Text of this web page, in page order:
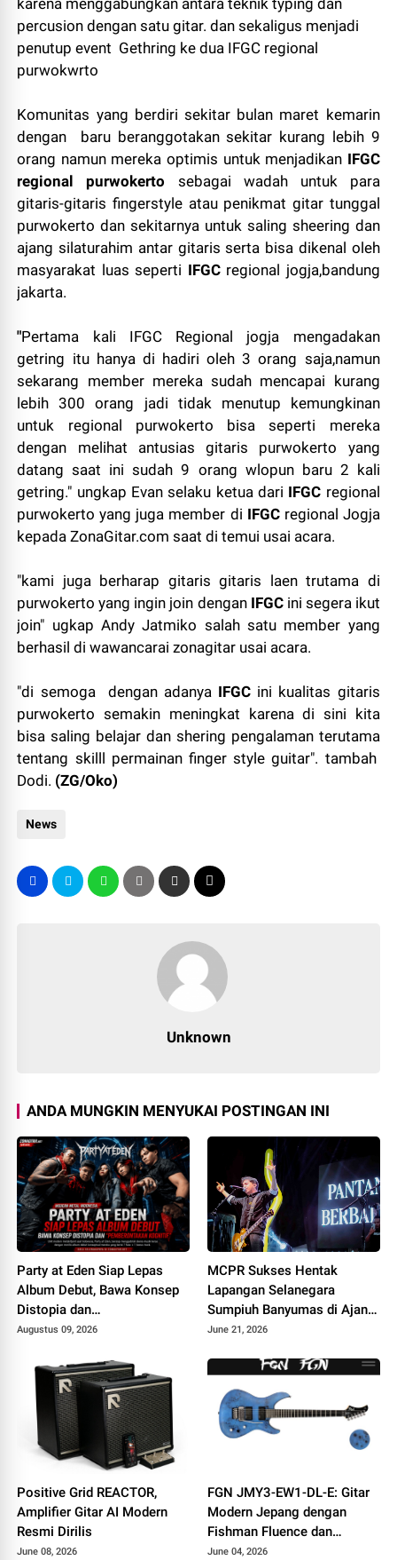
karena menggabungkan antara teknik typing dan
percusion dengan satu gitar. dan sekaligus menjadi
penutup event Gethring ke dua IFGC regional
purwokwrto
Komunitas yang berdiri sekitar bulan maret kemarin
dengan baru beranggotakan sekitar kurang lebih 9
orang namun mereka optimis untuk menjadikan IFGC
regional purwokerto sebagai wadah untuk para
gitaris-gitaris fingerstyle atau penikmat gitar tunggal
purwokerto dan sekitarnya untuk saling sheering dan
ajang silaturahim antar gitaris serta bisa dikenal oleh
masyarakat luas seperti IFGCregional jogja,bandung
jakarta.
"Pertama kali IFGC Regional jogja mengadakan
getring itu hanya di hadiri oleh 3 orang saja,namun
sekarang member mereka sudah mencapai kurang
lebih 300 orang jadi tidak menutup kemungkinan
untuk regional purwokerto bisa seperti mereka
dengan melihat antusias gitaris purwokerto yang
datang saat ini sudah 9 orang wlopun baru 2 kali
getring." ungkap Evan selaku ketua dari IFGC regional
purwokerto yang juga member di IFGCregional Jogja
kepada ZonaGitar.com saat di temui usai acara.
"kami juga berharap gitaris gitaris laen trutama di
purwokerto yang ingin join dengan IFGCini segera ikut
join" ugkap Andy Jatmiko salah satu member yang
berhasil di wawancarai zonagitar usai acara.
"di semoga dengan adanya IFGC ini kualitas gitaris
purwokerto semakin meningkat karena di sini kita
bisa saling belajar dan shering pengalaman terutama
tentang skilll permainan finger style guitar". tambah
Dodi. (ZG/Oko)
News
Unknown
ANDA MUNGKIN MENYUKAI POSTINGAN INI
Party at Eden Siap Lepas
Album Debut, Bawa Konsep
Distopia dan
“Pemberontakan Kognitif
Augustus 09, 2026
MCPR Sukses Hentak
Lapangan Selanegara
Sumpiuh Banyumas di Ajang
76 Silaturahmi HAPPIII
June 21, 2026
Positive Grid REACTOR,
Amplifier Gitar AI Modern
Resmi Dirilis
June 08, 2026
FGN JMY3-EW1-DL-E: Gitar
Modern Jepang dengan
Fishman Fluence dan
Tremolo Locking
June 04, 2026